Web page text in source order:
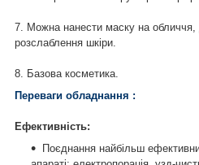
7. Можна нанести маску на обличчя,
розслаблення шкіри.
8. Базова косметика.
Переваги обладнання :
Ефективність:
Поєднання найбільш